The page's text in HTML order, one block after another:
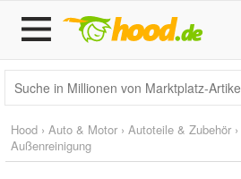
Hood › Auto & Motor › Autoteile & Zubehör ›
Außenreinigung